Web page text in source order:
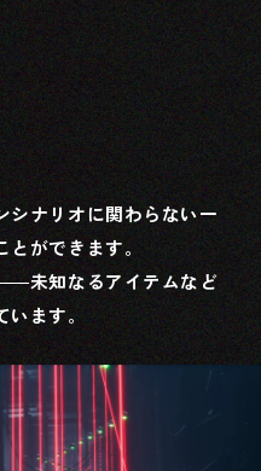
シナリオに関わらない一
とができます。
未知なるアイテムなど
います。